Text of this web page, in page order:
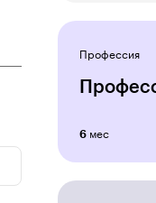
Профессия
6 мес